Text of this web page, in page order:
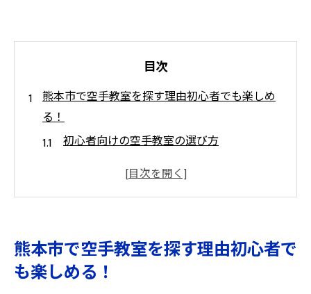
目次
熊本市で空手教室を探す理由初心者でも楽しめ
る！
初心者向けの空手教室の選び方
熊本市の空手教室で学べる基本技
地域密着型の空手教室を選ぶ理由
初心者が空手を始める際の注意点
空手教室での無料体験健康と趣味を見つける絶
熊本市で空手教室を探す理由初心者で
も楽しめる！